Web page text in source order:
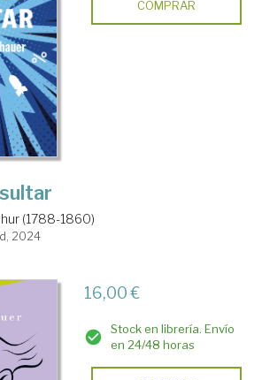
COMPRAR
(1788-1860)
2024
16,00 €
Stock en librería. Envío
en 24/48 horas